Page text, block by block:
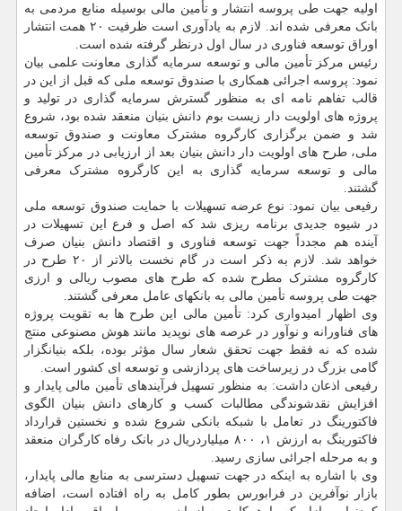
اولیه جهت طی پروسه انتشار و تأمین مالی بوسیله منابع مردمی به
بانک معرفی شده اند. لازم به یادآوری است ظرفیت ۲۰ همت انتشار
اوراق توسعه فناوری در سال اول درنظر گرفته شده است.
رئیس مرکز تأمین مالی و توسعه سرمایه گذاری معاونت علمی بیان
نمود: پروسه اجرائی همکاری با صندوق توسعه ملی که قبل از این در
قالب تفاهم نامه ای به منظور گسترش سرمایه گذاری در تولید و
پروژه های اولویت دار زیست بوم دانش بنیان منعقد شده بود، شروع
شد و ضمن برگزاری کارگروه مشترک معاونت و صندوق توسعه
ملی، طرح های اولویت دار دانش بنیان بعد از ارزیابی در مرکز تأمین
مالی و توسعه سرمایه گذاری به این کارگروه مشترک معرفی
گشتند.
رفیعی بیان نمود: نوع عرضه تسهیلات با حمایت صندوق توسعه ملی
در شیوه جدیدی برنامه ریزی شد که اصل و فرع این تسهیلات در
آینده هم مجدداً جهت توسعه فناوری و اقتصاد دانش بنیان صرف
خواهد شد. لازم به ذکر است در گام نخست بالاتر از ۲۰ طرح در
کارگروه مشترک مطرح شده که طرح های مصوب ریالی و ارزی
جهت طی پروسه تأمین مالی به بانکهای عامل معرفی گشتند.
وی اظهار امیدواری کرد: تأمین مالی این طرح ها به تقویت پروژه
های فناورانه و نوآور در عرصه های نوپدید مانند هوش مصنوعی منتج
شده که نه فقط جهت تحقق شعار سال مؤثر بوده، بلکه بنیانگزار
گامی بزرگ در زیرساخت های پردازشی و توسعه ای کشور است.
رفیعی اذعان داشت: به منظور تسهیل فرآیندهای تأمین مالی پایدار و
افزایش نقدشوندگی مطالبات کسب و کارهای دانش بنیان الگوی
فاکتورینگ در تعامل با شبکه بانکی شروع شده و نخستین قرارداد
فاکتورینگ به ارزش ۱، ۸۰۰ میلیاردریال در بانک رفاه کارگران منعقد
و به مرحله اجرائی سازی رسید.
وی با اشاره به اینکه در جهت تسهیل دسترسی به منابع مالی پایدار،
بازار نوآفرین در فرابورس بطور کامل به راه افتاده است، اضافه